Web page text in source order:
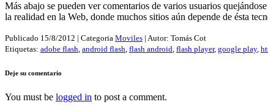
Más abajo se pueden ver comentarios de varios usuarios
la realidad en la Web, donde muchos sitios aún depende de ésta
Publicado 15/8/2012 | Categoria Moviles | Autor: Tomás Cot
Etiquetas: adobe flash, android flash, flash android, flash player, google play,
Deje su comentario
You must be logged in to post a comment.